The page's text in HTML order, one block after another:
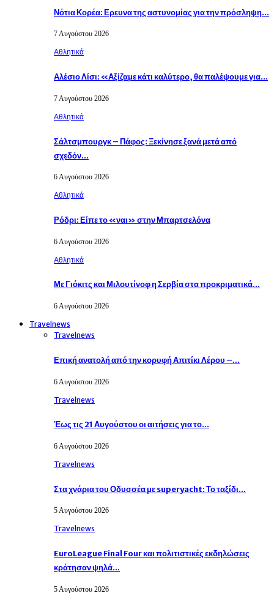
Νότια Κορέα: Ερευνα της αστυνομίας για την πρόσληψη…
7 Αυγούστου 2026
Αθλητικά
Αλέσιο Λίσι: «Αξίζαμε κάτι καλύτερο, θα παλέψουμε για…
7 Αυγούστου 2026
Αθλητικά
Σάλτσμπουργκ – Πάφος: Ξεκίνησε ξανά μετά από
σχεδόν…
6 Αυγούστου 2026
Αθλητικά
Ρόδρι: Είπε το «ναι» στην Μπαρτσελόνα
6 Αυγούστου 2026
Αθλητικά
Με Γιόκιτς και Μιλουτίνοφ η Σερβία στα προκριματικά…
6 Αυγούστου 2026
Travelnews
Travelnews
Επική ανατολή από την κορυφή Απιτίκι Λέρου –…
6 Αυγούστου 2026
Travelnews
Έως τις 21 Αυγούστου οι αιτήσεις για το…
6 Αυγούστου 2026
Travelnews
Στα χνάρια του Οδυσσέα με superyacht: Το ταξίδι…
5 Αυγούστου 2026
Travelnews
EuroLeague Final Four και πολιτιστικές εκδηλώσεις
κράτησαν ψηλά…
5 Αυγούστου 2026